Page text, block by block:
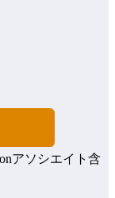
アソシエイト含